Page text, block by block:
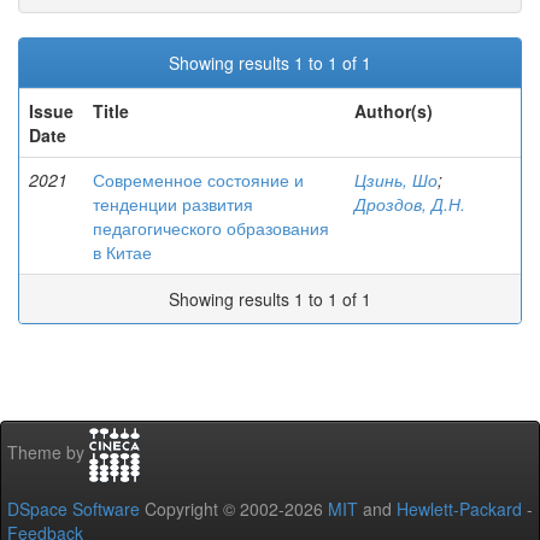
Showing results 1 to 1 of 1
Issue
Date
Title Author(s)
2021
Современное состояние и
тенденции развития
педагогического образования
в Китае
Цзинь, Шо;
Дроздов, Д.Н.
Showing results 1 to 1 of 1
Theme by
DSpace Software Copyright © 2002-2026 MIT and Hewlett-Packard -
Feedback